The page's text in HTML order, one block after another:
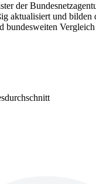
der
aktualisiert und bilden
bundesweiten